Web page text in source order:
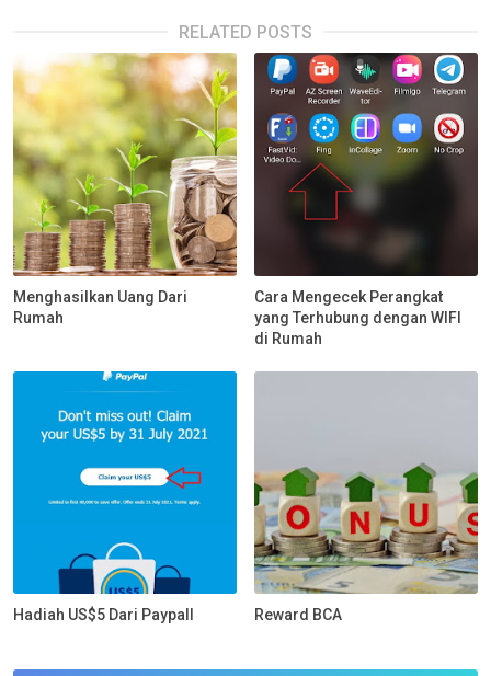
RELATED POSTS
Menghasilkan Uang Dari
Rumah
Cara Mengecek Perangkat
yang Terhubung dengan WIFI
di Rumah
Hadiah US$5 Dari Paypall Reward BCA